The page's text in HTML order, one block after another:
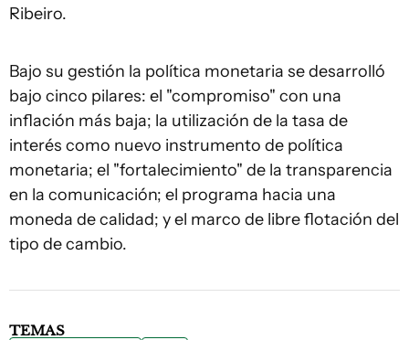
Ribeiro.
Bajo su gestión la política monetaria se desarrolló
bajo cinco pilares: el "compromiso" con una
inflación más baja; la utilización de la tasa de
interés como nuevo instrumento de política
monetaria; el "fortalecimiento" de la transparencia
en la comunicación; el programa hacia una
moneda de calidad; y el marco de libre flotación del
tipo de cambio.
TEMAS